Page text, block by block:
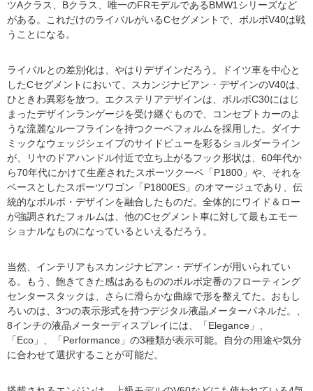
ツAクラス、Bクラス、唯一のFRモデルであるBMW1シリーズなど
がある。これだけのライバルがいるCセグメントで、ボルボV40は戦
うことになる。
ライバルとの差別化は、やはりデザインだろう。ドイツ車を中心と
したCセグメントにおいて、スカンジナビアン・デザインのV40は、
ひときわ異彩を放つ。エクステリアデザインは、ボルボC30にはじ
まったデザインランゲージを受け継ぐもので、コンセプトカーのよ
うな流麗なルーフラインを持つクーペフォルムを採用した。ダイナ
ミックなウェッジシェイプのサイドビューを彩るショルダーライン
が、リヤのドアハンドル付近で立ち上がるフック形状は、60年代か
ら70年代にかけて生産されたスポーツクーペ「P1800」や、それを
ベースとしたスポーツワゴン「P1800ES」のオマージュであり、伝
統的なボルボ・デザインを融合したものだ。全体的にワイド＆ロー
が強調されたフォルムは、他のCセグメント車に対して最もエモー
ショナルなものになっているといえるだろう。
当然、インテリアもスカンジナビアン・デザインが用いられてい
る。もう、飽きてきた感はあるもののボルボ定番のフローティング
センタースタックは、さらに滑らかな曲線で形を整えてた。おもし
ろいのは、3つの表示形式を持つデジタル液晶メーターパネルだ。、
8インチの液晶メーターディスプレイには、「Elegance」、
「Eco」、「Performance」の3種類が表示可能。自分の用途や気分
に合わせて選択することが可能だ。